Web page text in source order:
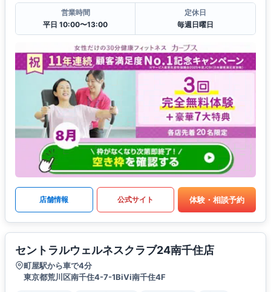
営業時間
平日 10:00〜13:00
定休日
毎週日曜日
店舗情報 公式サイト 体験・相談予約
セントラルウェルネスクラブ24南千住店
町屋駅から車で4分
東京都荒川区南千住4-7-1BiVi南千住4F